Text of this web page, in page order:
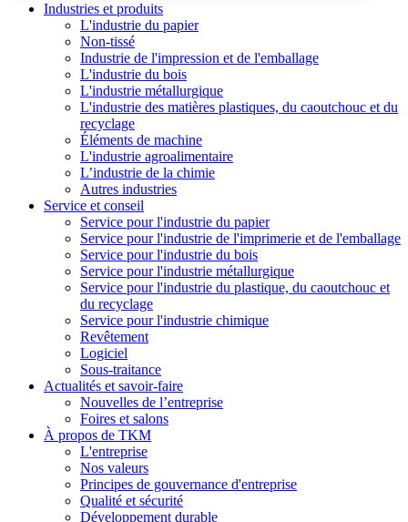
Industries et produits
L'industrie du papier
Non-tissé
Industrie de l'impression et de l'emballage
L'industrie du bois
L'industrie métallurgique
L'industrie des matières plastiques, du caoutchouc et du
recyclage
Éléments de machine
L'industrie agroalimentaire
L’industrie de la chimie
Autres industries
Service et conseil
Service pour l'industrie du papier
Service pour l'industrie de l'imprimerie et de l'emballage
Service pour l'industrie du bois
Service pour l'industrie métallurgique
Service pour l'industrie du plastique, du caoutchouc et
du recyclage
Service pour l'industrie chimique
Revêtement
Logiciel
Sous-traitance
Actualités et savoir-faire
Nouvelles de l’entreprise
Foires et salons
À propos de TKM
L'entreprise
Nos valeurs
Principes de gouvernance d'entreprise
Qualité et sécurité
Développement durable